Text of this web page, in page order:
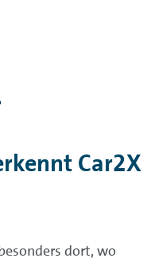
Car2X
dort, wo